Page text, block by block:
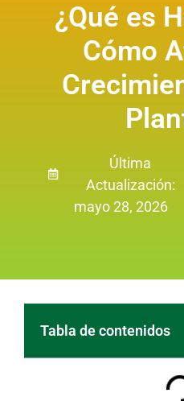
¿Qué es
Cómo
Última
Actualización:
mayo 28, 2026
Tabla de contenidos